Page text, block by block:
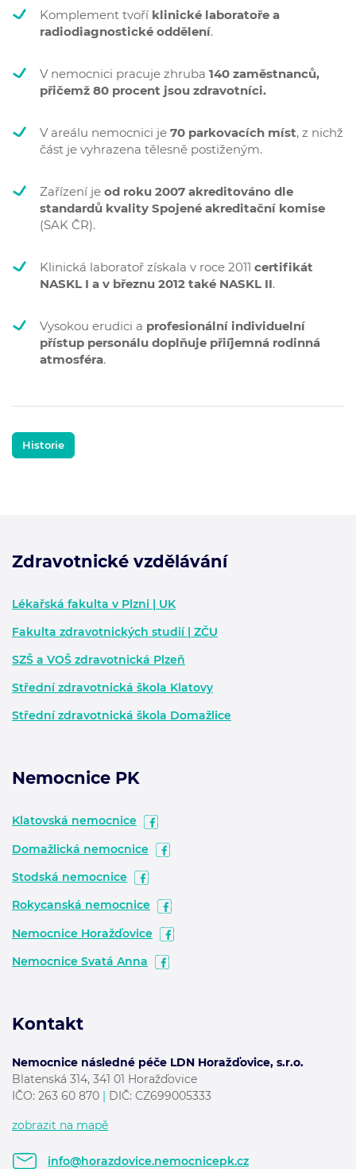
Komplement tvoří klinické laboratoře a
radiodiagnostické oddělení.
V nemocnici pracuje zhruba 140 zaměstnanců,
přičemž 80 procent jsou zdravotníci.
V areálu nemocnici je 70 parkovacích míst, z nichž
část je vyhrazena tělesně postiženým.
Zařízení je od roku 2007 akreditováno dle
standardů kvality Spojené akreditační komise
(SAK ČR).
Klinická laboratoř získala v roce 2011 certifikát
NASKL I a v březnu 2012 také NASKL II.
Vysokou erudici a profesionální individuelní
přístup personálu doplňuje při´íjemná rodinná
atmosféra.
Historie
Zdravotnické vzdělávání
Lékařská fakulta v Plzni | UK
Fakulta zdravotnických studií | ZČU
SZŠ a VOŠ zdravotnická Plzeň
Střední zdravotnická škola Klatovy
Střední zdravotnická škola Domažlice
Nemocnice PK
Klatovská nemocnice
Domažlická nemocnice
Stodská nemocnice
Rokycanská nemocnice
Nemocnice Horažďovice
Nemocnice Svatá Anna
Kontakt
Nemocnice následné péče LDN Horažďovice, s.r.o.
Blatenská 314, 341 01 Horažďovice
IČO: 263 60 870 | DIČ: CZ699005333
zobrazit na mapě
info@horazdovice.nemocnicepk.cz